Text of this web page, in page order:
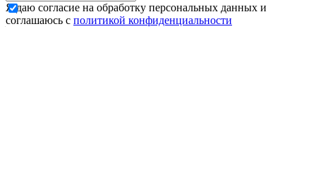
Я даю согласие на обработку персональных данных и
соглашаюсь с политикой конфиденциальности